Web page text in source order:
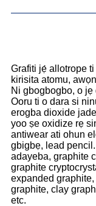
Grafiti jẹ́ allotrope
kirisita atomu,
Ni gbogbogbo, o jẹ
Ooru ti o dara si
erogba dioxide
yoo ṣe oxidize rẹ
antiwear ati ohun
gbigbẹ, lead
adayeba, graphite
graphite
expanded
graphite, clay
etc.